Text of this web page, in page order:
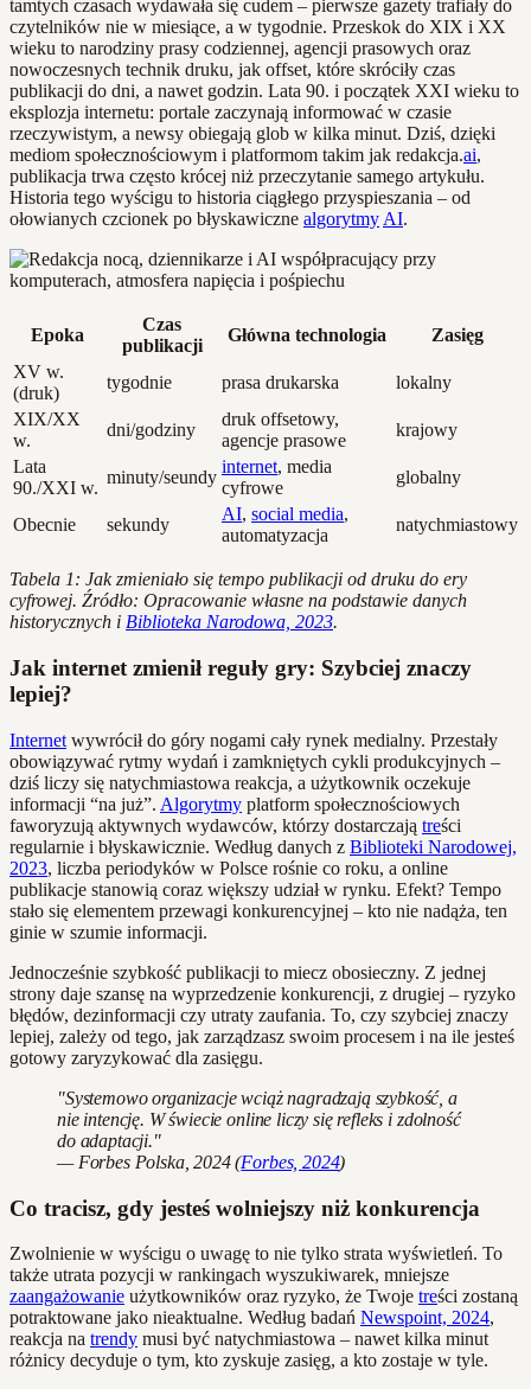
tamtych czasach wydawała się cudem – pierwsze gazety trafiały do
czytelników nie w miesiące, a w tygodnie. Przeskok do XIX i XX
wieku to narodziny prasy codziennej, agencji prasowych oraz
nowoczesnych technik druku, jak offset, które skróciły czas
publikacji do dni, a nawet godzin. Lata 90. i początek XXI wieku to
eksplozja internetu: portale zaczynają informować w czasie
rzeczywistym, a newsy obiegają glob w kilka minut. Dziś, dzięki
mediom społecznościowym i platformom takim jak redakcja.ai,
publikacja trwa często krócej niż przeczytanie samego artykułu.
Historia tego wyścigu to historia ciągłego przyspieszania – od
ołowianych czcionek po błyskawiczne algorytmy AI.
Epoka
Czas
publikacji
Główna technologia
Zasięg
XV w.
(druk)
tygodnie prasa drukarska
lokalny
XIX/XX
w.
dni/godziny
druk offsetowy,
agencje prasowe
krajowy
Lata
90./XXI w.
minuty/seundy
internet, media
cyfrowe
globalny
Obecnie sekundy
AI, social media,
automatyzacja
natychmiastowy
Tabela 1: Jak zmieniało się tempo publikacji od druku do ery
cyfrowej. Źródło: Opracowanie własne na podstawie danych
historycznych i Biblioteka Narodowa, 2023.
Jak internet zmienił reguły gry: Szybciej znaczy
lepiej?
Internet wywrócił do góry nogami cały rynek medialny. Przestały
obowiązywać rytmy wydań i zamkniętych cykli produkcyjnych –
dziś liczy się natychmiastowa reakcja, a użytkownik oczekuje
informacji “na już”. Algorytmy platform społecznościowych
faworyzują aktywnych wydawców, którzy dostarczają treści
regularnie i błyskawicznie. Według danych z Biblioteki Narodowej,
2023, liczba periodyków w Polsce rośnie co roku, a online
publikacje stanowią coraz większy udział w rynku. Efekt? Tempo
stało się elementem przewagi konkurencyjnej – kto nie nadąża, ten
ginie w szumie informacji.
Jednocześnie szybkość publikacji to miecz obosieczny. Z jednej
strony daje szansę na wyprzedzenie konkurencji, z drugiej – ryzyko
błędów, dezinformacji czy utraty zaufania. To, czy szybciej znaczy
lepiej, zależy od tego, jak zarządzasz swoim procesem i na ile jesteś
gotowy zaryzykować dla zasięgu.
"Systemowo organizacje wciąż nagradzają szybkość, a
nie intencję. W świecie online liczy się refleks i zdolność
do adaptacji."
— Forbes Polska, 2024 (Forbes, 2024)
Co tracisz, gdy jesteś wolniejszy niż konkurencja
Zwolnienie w wyścigu o uwagę to nie tylko strata wyświetleń. To
także utrata pozycji w rankingach wyszukiwarek, mniejsze
zaangażowanie użytkowników oraz ryzyko, że Twoje treści zostaną
potraktowane jako nieaktualne. Według badań Newspoint, 2024,
reakcja na trendy musi być natychmiastowa – nawet kilka minut
różnicy decyduje o tym, kto zyskuje zasięg, a kto zostaje w tyle.